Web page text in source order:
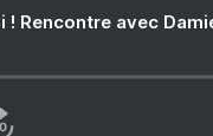
Rencontre avec